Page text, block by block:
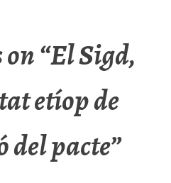
“El Sigd,
etíop de
del pacte”